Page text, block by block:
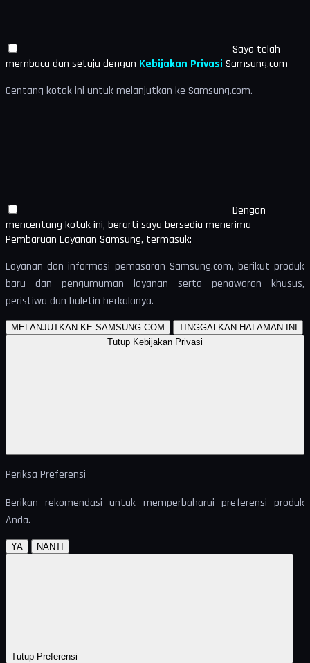
Saya telah
membaca dan setuju dengan Kebijakan Privasi Samsung.com
Centang kotak ini untuk melanjutkan ke Samsung.com.
Dengan
mencentang kotak ini, berarti saya bersedia menerima
Pembaruan Layanan Samsung, termasuk:
Layanan dan informasi pemasaran Samsung.com, berikut produk
baru dan pengumuman layanan serta penawaran khusus,
peristiwa dan buletin berkalanya.
MELANJUTKAN KE SAMSUNG.COM
TINGGALKAN HALAMAN INI
Tutup Kebijakan Privasi
Periksa Preferensi
Berikan rekomendasi untuk memperbaharui preferensi produk
Anda.
YA NANTI
Tutup Preferensi